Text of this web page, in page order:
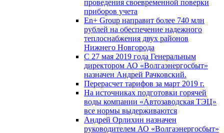
проведения своевременной поверки
приборов учета
En+ Group направит более 740 млн
рублей на обеспечение надежного
теплоснабжения двух районов
Нижнего Новгорода
С 27 мая 2019 года Генеральным
директором АО «Волгаэнергосбыт»
назначен Андрей Рачковский.
Перерасчет тарифов за март 2019 г.
На источниках подготовки горячей
воды компании «Автозаводская ТЭЦ»
все нормы выдерживаются
Андрей Орлихин назначен
руководителем АО «Волгаэнергосбыт»